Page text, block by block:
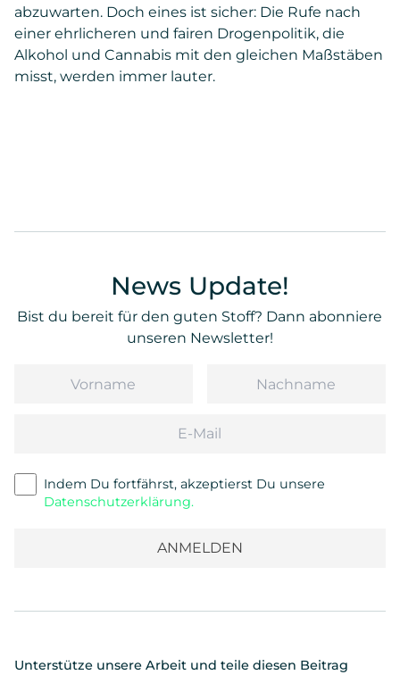
abzuwarten. Doch eines ist sicher: Die Rufe nach
einer ehrlicheren und fairen Drogenpolitik, die
Alkohol und Cannabis mit den gleichen Maßstäben
misst, werden immer lauter.
News Update!
Bist du bereit für den guten Stoff? Dann abonniere
unseren Newsletter!
Indem Du fortfährst, akzeptierst Du unsere
Datenschutzerklärung.
Unterstütze unsere Arbeit und teile diesen Beitrag